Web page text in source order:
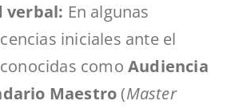
verbal: En algunas
iniciales ante el
como Audiencia
Maestro(Master